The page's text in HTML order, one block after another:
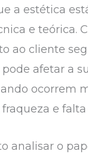
a estética
e teórica.
ao cliente
afetar a
ocorrem
e
analisar o